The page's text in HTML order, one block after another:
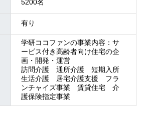
5200名
有り
学研ココファンの事業内容：サ
ービス付き高齢者向け住宅の企
画・開発・運営
訪問介護 通所介護 短期入所
生活介護 居宅介護支援 フラ
ンチャイズ事業 賃貸住宅 介
護保険指定事業